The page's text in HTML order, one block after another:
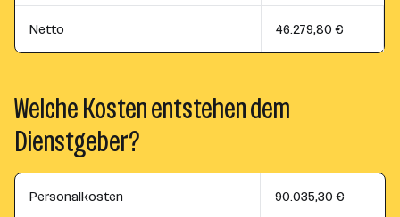
Netto 46.279,80 €
Welche Kosten entstehen dem
Dienstgeber?
Personalkosten 90.035,30 €